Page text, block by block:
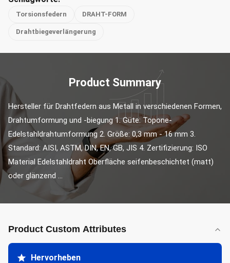
Torsionsfedern DRAHT-FORM
Drahtbiegeverlängerung
Product Summary
Hersteller für Drahtfedern aus Metall in verschiedenen Formen,
Drahtumformung und -biegung 1. Güte: Topone-
Edelstahldrahtumformung 2. Größe: 0,3 mm - 16 mm 3.
Standard: AISI, ASTM, DIN, EN, GB, JIS 4. Zertifizierung: ISO
Material Edelstahldraht Oberfläche seifenbeschichtet (matt)
oder glänzend ...
Product Custom Attributes
Hervorheben